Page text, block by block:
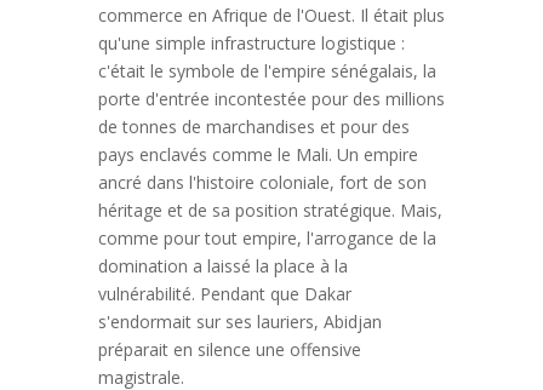
commerce en Afrique de l'Ouest. Il était plus
qu'une simple infrastructure logistique :
c'était le symbole de l'empire sénégalais, la
porte d'entrée incontestée pour des millions
de tonnes de marchandises et pour des
pays enclavés comme le Mali. Un empire
ancré dans l'histoire coloniale, fort de son
héritage et de sa position stratégique. Mais,
comme pour tout empire, l'arrogance de la
domination a laissé la place à la
vulnérabilité. Pendant que Dakar
s'endormait sur ses lauriers, Abidjan
préparait en silence une offensive
magistrale.